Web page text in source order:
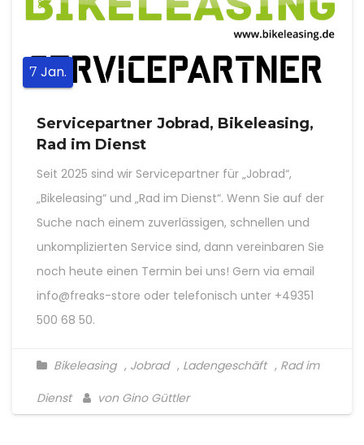
7 Jan.
Servicepartner Jobrad, Bikeleasing,
Rad im Dienst
Seit 2025 sind wir Servicepartner für „Jobrad“,
„Bikeleasing“ und „Rad im Dienst“. Wenn Sie auf der
Suche nach einem zuverlässigen, schnellen und
unkomplizierten Service sind, dann vereinbaren Sie
noch heute einen Termin bei uns! Gern via email
info@freaks-store oder telefonisch unter +49351
500 68 50.
Bikeleasing , Jobrad , Ladengeschäft , Rad im
Dienst
von Gino Güttler